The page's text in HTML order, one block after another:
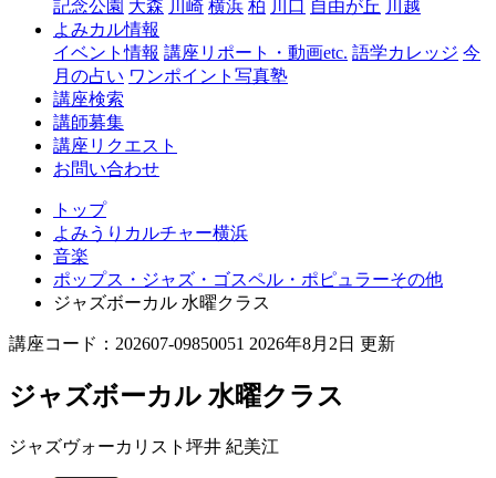
記念公園 大森 川崎 横浜 柏 川口 自由が丘 川越
よみカル情報
イベント情報 講座リポート・動画etc. 語学カレッジ 今
月の占い ワンポイント写真塾
講座検索
講師募集
講座リクエスト
お問い合わせ
トップ
よみうりカルチャー横浜
音楽
ポップス・ジャズ・ゴスペル・ポピュラーその他
ジャズボーカル 水曜クラス
講座コード：202607-09850051 2026年8月2日 更新
ジャズボーカル 水曜クラス
ジャズヴォーカリスト 坪井 紀美江